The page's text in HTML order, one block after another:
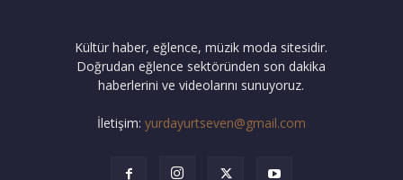
Kültür haber, eğlence, müzik moda sitesidir.
Doğrudan eğlence sektöründen son dakika
haberlerini ve videolarını sunuyoruz.
İletişim: yurdayurtseven@gmail.com